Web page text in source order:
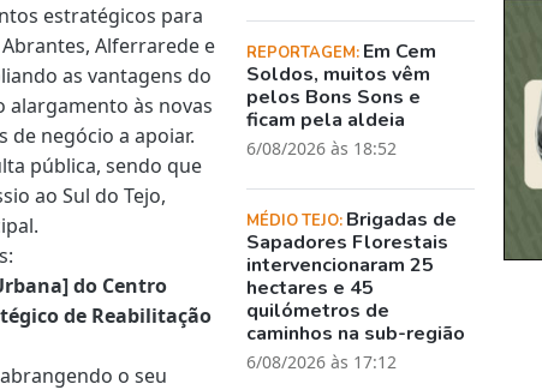
estratégicos para
Alferrarede e
as vantagens do
alargamento às novas
de negócio a apoiar.
pública, sendo que
ao Sul do Tejo,
do Centro
de Reabilitação
o seu
REPORTAGEM: Em Cem
Soldos, muitos vêm
pelos Bons Sons e
ficam pela aldeia
6/08/2026 às 18:52
MÉDIO TEJO: Brigadas de
Sapadores Florestais
intervencionaram 25
hectares e 45
quilómetros de
caminhos na sub-região
6/08/2026 às 17:12